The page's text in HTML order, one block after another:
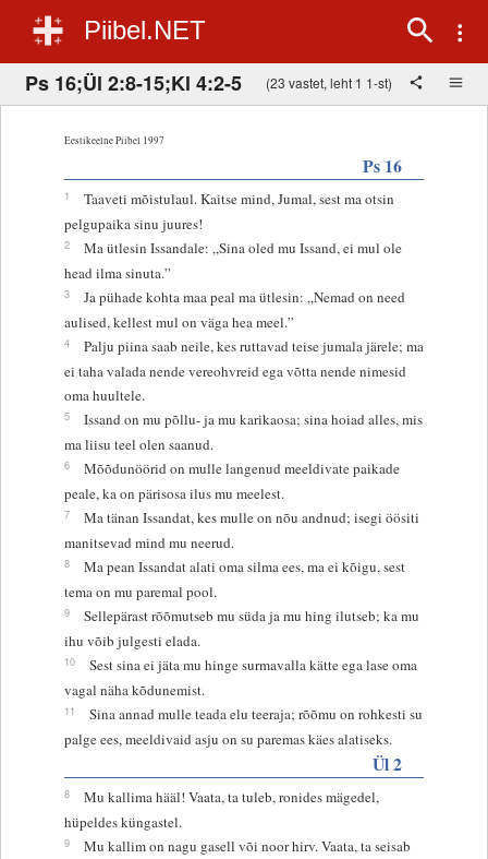
Piibel.NET
Ps 16;Ül 2:8-15;Kl 4:2-5 (23 vastet, leht 1 1-st)
Eestikeelne Piibel 1997
Ps 16
1
Taaveti mõistulaul. Kaitse mind, Jumal, sest ma otsin
pelgupaika sinu juures!
2
Ma ütlesin Issandale: „Sina oled mu Issand, ei mul ole
head ilma sinuta.”
3
Ja pühade kohta maa peal ma ütlesin: „Nemad on need
aulised, kellest mul on väga hea meel.”
4
Palju piina saab neile, kes ruttavad teise jumala järele; ma
ei taha valada nende vereohvreid ega võtta nende nimesid
oma huultele.
5
Issand on mu põllu- ja mu karikaosa; sina hoiad alles, mis
ma liisu teel olen saanud.
6
Mõõdunöörid on mulle langenud meeldivate paikade
peale, ka on pärisosa ilus mu meelest.
7
Ma tänan Issandat, kes mulle on nõu andnud; isegi öösiti
manitsevad mind mu neerud.
8
Ma pean Issandat alati oma silma ees, ma ei kõigu, sest
tema on mu paremal pool.
9
Sellepärast rõõmutseb mu süda ja mu hing ilutseb; ka mu
ihu võib julgesti elada.
10
Sest sina ei jäta mu hinge surmavalla kätte ega lase oma
vagal näha kõdunemist.
11
Sina annad mulle teada elu teeraja; rõõmu on rohkesti su
palge ees, meeldivaid asju on su paremas käes alatiseks.
Ül 2
8
Mu kallima hääl! Vaata, ta tuleb, ronides mägedel,
hüpeldes küngastel.
9
Mu kallim on nagu gasell või noor hirv. Vaata, ta seisab